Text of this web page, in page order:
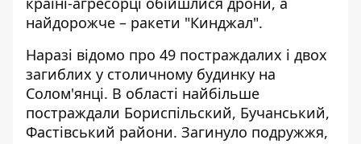
найдорожче – ракети "Кинджал".
Наразі відомо про 49 постраждалих і двох
загиблих у столичному будинку на
Солом'янці. В області найбільше
постраждали Бориспільский, Бучанський,
Фастівський райони. Загинуло подружжя,